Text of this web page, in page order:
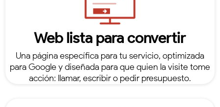
Web lista para convertir
Una página específica para tu servicio, optimizada
para Google y diseñada para que quien la visite tome
acción: llamar, escribir o pedir presupuesto.